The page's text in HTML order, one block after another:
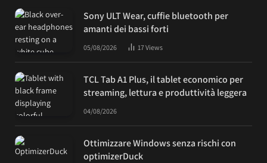
Sony ULT Wear, cuffie bluetooth per
amanti dei bassi forti
05/08/2026 17Views
TCL Tab A1 Plus, il tablet economico per
streaming, lettura e produttività leggera
04/08/2026
Ottimizzare Windows senza rischi con
optimizerDuck